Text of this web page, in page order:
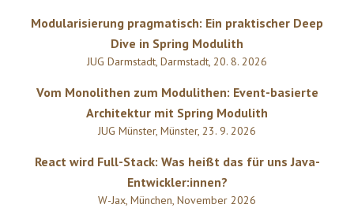
Modularisierung pragmatisch: Ein praktischer Deep
Dive in Spring Modulith
JUG Darmstadt, Darmstadt, 20. 8. 2026
Vom Monolithen zum Modulithen: Event-basierte
Architektur mit Spring Modulith
JUG Münster, Münster, 23. 9. 2026
React wird Full-Stack: Was heißt das für uns Java-
Entwickler:innen?
W-Jax, München, November 2026